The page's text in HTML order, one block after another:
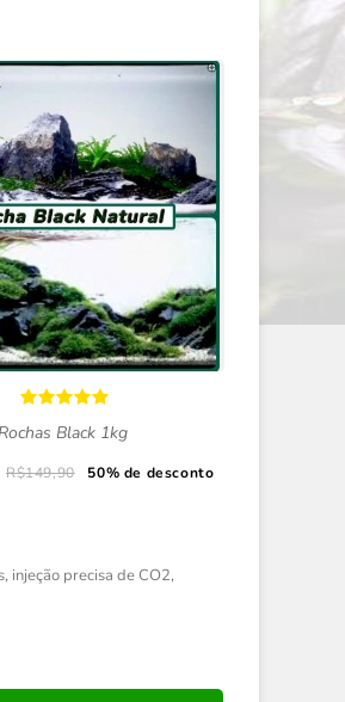
Black 1kg
R$149,90 50% de desconto
, injeção precisa de CO2,